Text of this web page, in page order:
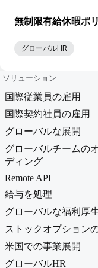
無制限有給休暇ポ
グローバルHR
ソリューション
国際従業員の雇用
国際契約社員の雇用
グローバルな展開
グローバルチームの
ディング
Remote API
給与を処理
グローバルな福利厚
ストックオプション
米国での事業展開
グローバルHR